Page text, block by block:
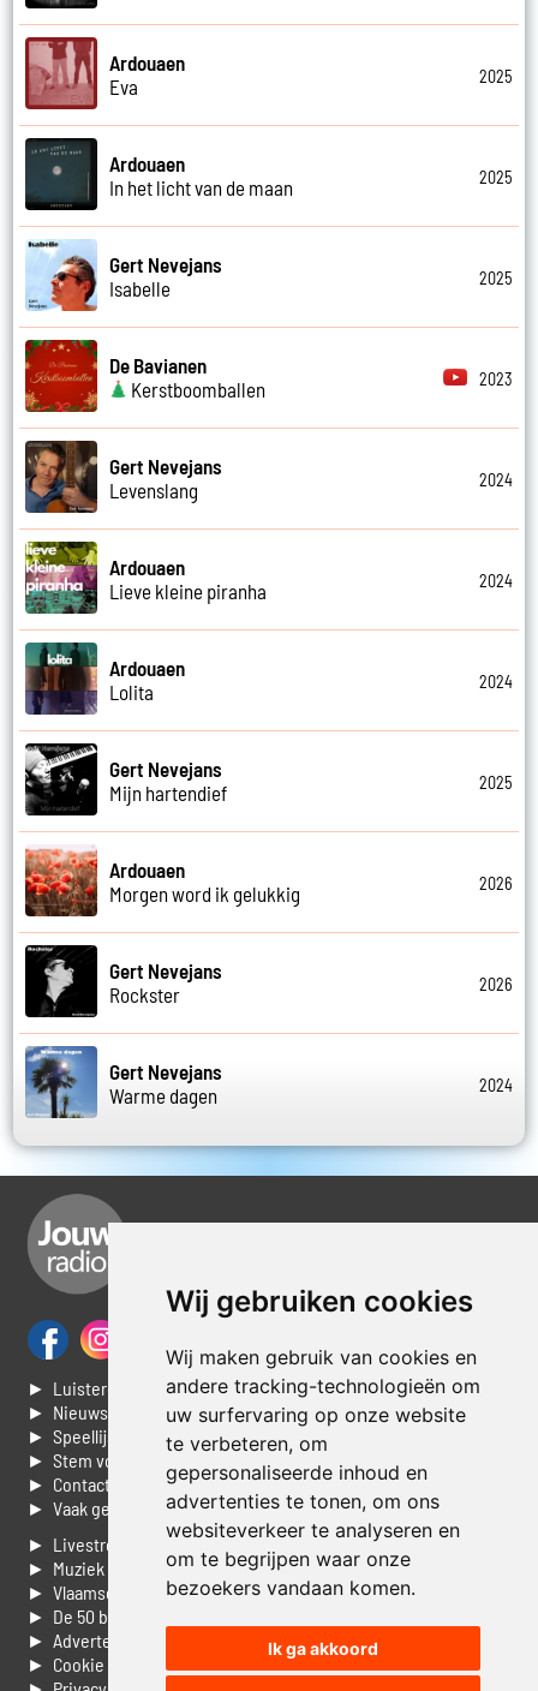
Wij gebruiken cookies
Wij maken gebruik van cookies en
andere tracking-technologieën om
uw surfervaring op onze website
te verbeteren, om
gepersonaliseerde inhoud en
advertenties te tonen, om ons
websiteverkeer te analyseren en
om te begrijpen waar onze
bezoekers vandaan komen.
Ik ga akkoord
Ardouaen
Eva
2025
Ardouaen
In het licht van de maan
2025
Gert Nevejans
Isabelle
2025
De Bavianen
Kerstboomballen
2023
Gert Nevejans
Levenslang
2024
Ardouaen
Lieve kleine piranha
2024
Ardouaen
Lolita
2024
Gert Nevejans
Mijn hartendief
2025
Ardouaen
Morgen word ik gelukkig
2026
Gert Nevejans
Rockster
2026
Gert Nevejans
Warme dagen
2024
► Luisteren naar Jouwradio
► Nieuws
► Speellijst
► Stem voor de Dag top 3
► Contacteer ons
► Vaak gestelde vragen
► Livestream informatie
► Muziek opzoeken
► Vlaamse 100 Aller tijden
► De 50 beste van...
► Adverteren op Jouwradio
► Cookie voorkeuren wijzigen